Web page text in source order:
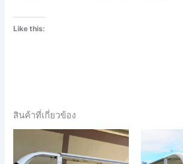
Like this:
สินค้าที่เกี่ยวข้อง